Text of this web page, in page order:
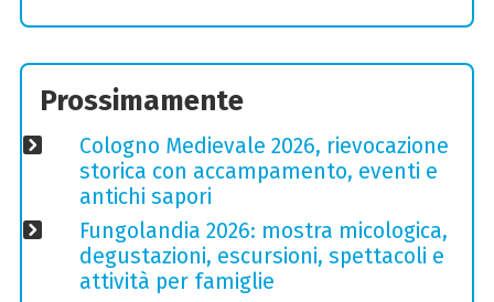
Prossimamente
Cologno Medievale 2026, rievocazione
storica con accampamento, eventi e
antichi sapori
Fungolandia 2026: mostra micologica,
degustazioni, escursioni, spettacoli e
attività per famiglie